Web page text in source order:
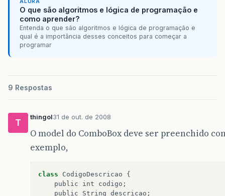
O que são algoritmos e lógica de programação e
como aprender?
Entenda o que são algoritmos e lógica de programação e
qual é a importância desses conceitos para começar a
programar
9 Respostas
T
thingol31 de out. de 2008
O model do ComboBox deve ser preenchido
exemplo,
class CodigoDescricao {
public
int codigo ;
public
String descricao ;